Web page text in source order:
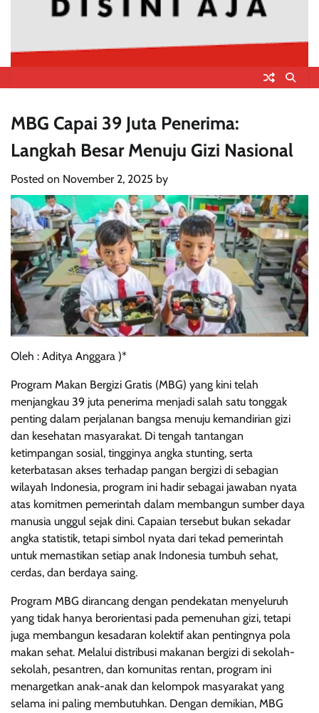
MBG Capai 39 Juta Penerima:
Langkah Besar Menuju Gizi Nasional
Posted on November 2, 2025 by
Oleh : Aditya Anggara )*
Program Makan Bergizi Gratis (MBG) yang kini telah
menjangkau 39 juta penerima menjadi salah satu tonggak
penting dalam perjalanan bangsa menuju kemandirian gizi
dan kesehatan masyarakat. Di tengah tantangan
ketimpangan sosial, tingginya angka stunting, serta
keterbatasan akses terhadap pangan bergizi di sebagian
wilayah Indonesia, program ini hadir sebagai jawaban nyata
atas komitmen pemerintah dalam membangun sumber daya
manusia unggul sejak dini. Capaian tersebut bukan sekadar
angka statistik, tetapi simbol nyata dari tekad pemerintah
untuk memastikan setiap anak Indonesia tumbuh sehat,
cerdas, dan berdaya saing.
Program MBG dirancang dengan pendekatan menyeluruh
yang tidak hanya berorientasi pada pemenuhan gizi, tetapi
juga membangun kesadaran kolektif akan pentingnya pola
makan sehat. Melalui distribusi makanan bergizi di sekolah-
sekolah, pesantren, dan komunitas rentan, program ini
menargetkan anak-anak dan kelompok masyarakat yang
selama ini paling membutuhkan. Dengan demikian, MBG